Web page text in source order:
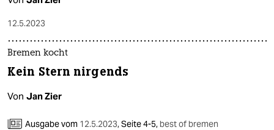
12.5.2023
Bremen kocht
Kein Stern nirgends
Von Jan Zier
Ausgabe vom 12.5.2023,Seite 4-5, best of bremen